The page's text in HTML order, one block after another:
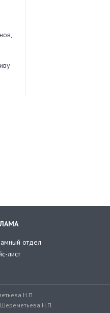
отдел
лист
Н.П.
Н.П.